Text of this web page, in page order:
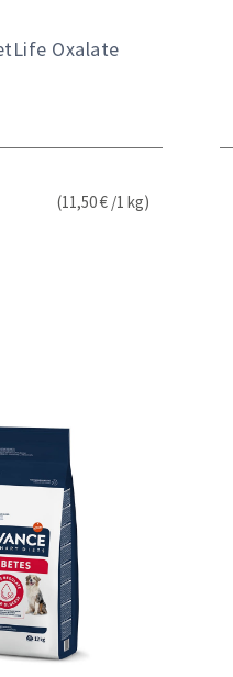
Oxalate
(11,50 € /1 kg)